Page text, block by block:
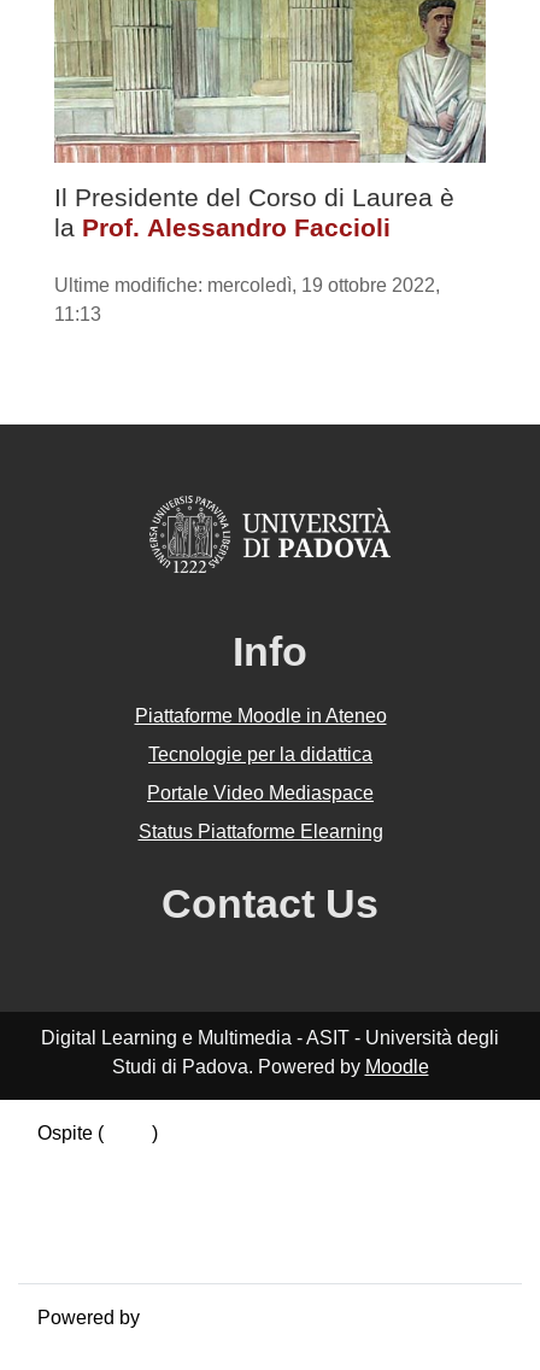
Il Presidente del Corso di Laurea è
la Prof. Alessandro Faccioli
Ultime modifiche: mercoledì, 19 ottobre 2022,
11:13
Info
Piattaforme Moodle in Ateneo
Tecnologie per la didattica
Portale Video Mediaspace
Status Piattaforme Elearning
Contact Us
Digital Learning e Multimedia - ASIT - Università degli
Studi di Padova. Powered by Moodle
Ospite (
)
Powered by